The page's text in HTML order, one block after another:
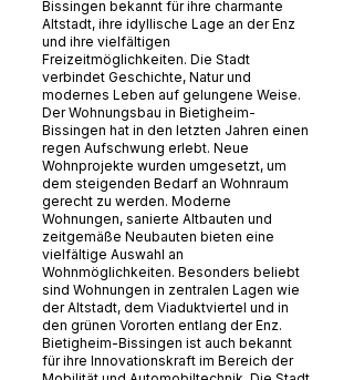
Bissingen bekannt für ihre charmante
Altstadt, ihre idyllische Lage an der Enz
und ihre vielfältigen
Freizeitmöglichkeiten. Die Stadt
verbindet Geschichte, Natur und
modernes Leben auf gelungene Weise.
Der Wohnungsbau in Bietigheim-
Bissingen hat in den letzten Jahren einen
regen Aufschwung erlebt. Neue
Wohnprojekte wurden umgesetzt, um
dem steigenden Bedarf an Wohnraum
gerecht zu werden. Moderne
Wohnungen, sanierte Altbauten und
zeitgemäße Neubauten bieten eine
vielfältige Auswahl an
Wohnmöglichkeiten. Besonders beliebt
sind Wohnungen in zentralen Lagen wie
der Altstadt, dem Viaduktviertel und in
den grünen Vororten entlang der Enz.
Bietigheim-Bissingen ist auch bekannt
für ihre Innovationskraft im Bereich der